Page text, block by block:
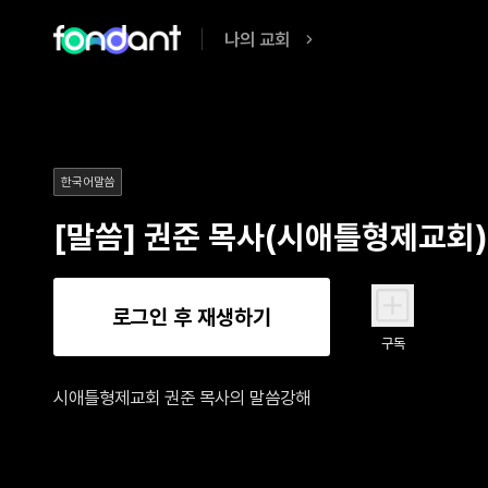
나의 교회
한국어말씀
[말씀] 권준 목사(시애틀형제교회)
로그인 후 재생하기
구독
시애틀형제교회 권준 목사의 말씀강해